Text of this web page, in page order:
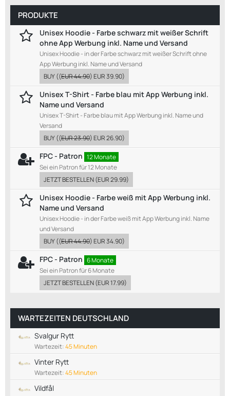
PRODUKTE
Unisex Hoodie - Farbe schwarz mit weißer Schrift
ohne App Werbung inkl. Name und Versand
Unisex Hoodie - in der Farbe schwarz mit weißer Schrift ohne
App Werbung inkl. Name und Versand
BUY((EUR 44.90)EUR 39.90)
Unisex T-Shirt - Farbe blau mit App Werbung inkl.
Name und Versand
Unisex T-Shirt - Farbe blau mit App Werbung inkl. Name und
Versand
BUY((EUR 23.90)EUR 26.90)
FPC - Patron 12 Monate
Sei ein Patron für 12 Monate
JETZT BESTELLEN(EUR 29.99)
Unisex Hoodie - Farbe weiß mit App Werbung inkl.
Name und Versand
Unisex Hoodie - in der Farbe weiß mit App Werbung inkl. Name
und Versand
BUY((EUR 44.90)EUR 34.90)
FPC - Patron 6 Monate
Sei ein Patron für 6 Monate
JETZT BESTELLEN(EUR 17.99)
WARTEZEITEN DEUTSCHLAND
Svalgur Rytt
Wartezeit:45 Minuten
Vinter Rytt
Wartezeit:45 Minuten
Vildfål